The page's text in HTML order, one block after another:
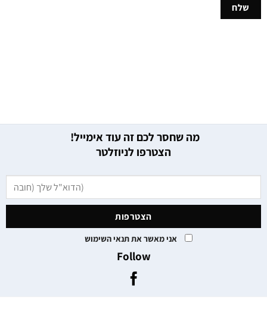
מה שחסר לכם זה עוד אימייל!
הצטרפו לניוזלטר
אני מאשר את תנאי השימוש
Follow